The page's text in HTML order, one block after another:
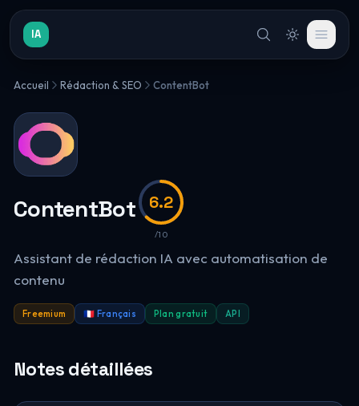
IA
Accueil Rédaction & SEO ContentBot
ContentBot 6.2
/10
Assistant de rédaction IA avec automatisation de
contenu
Freemium 🇫🇷 Français Plan gratuit API
Notes détaillées